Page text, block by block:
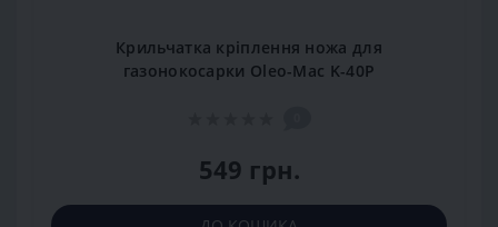
Крильчатка кріплення ножа для
газонокосарки Oleo-Mac K-40P
549 грн.